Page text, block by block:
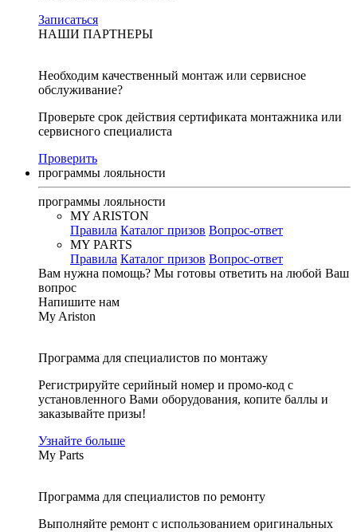
Записаться
НАШИ ПАРТНЕРЫ
Необходим качественный монтаж или сервисное
обслуживание?
Проверьте срок действия сертификата монтажника или
сервисного специалиста
Проверить
программы лояльности
программы лояльности
MY ARISTON
Правила Каталог призов Вопрос-ответ
MY PARTS
Правила Каталог призов Вопрос-ответ
Вам нужна помощь? Мы готовы ответить на любой Ваш
вопрос
Напишите нам
My Ariston
Программа для специалистов по монтажу
Регистрируйте серийный номер и промо-код с
установленного Вами оборудования, копите баллы и
заказывайте призы!
Узнайте больше
My Parts
Программа для специалистов по ремонту
Выполняйте ремонт с использованием оригинальных